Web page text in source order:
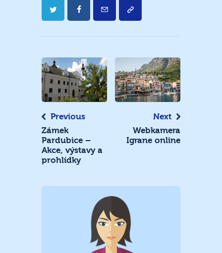
Navigace
pro
příspěvek
Previous
Zámek
Pardubice –
Akce, výstavy a
prohlídky
Next
Webkamera
Igrane online